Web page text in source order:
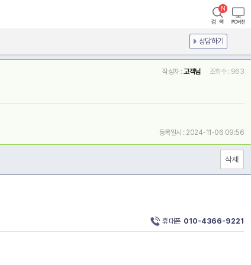
상담하기
작성자 : 고객님 조회수 : 963
등록일시 : 2024-11-06 09:56
휴대폰 010-4366-9221